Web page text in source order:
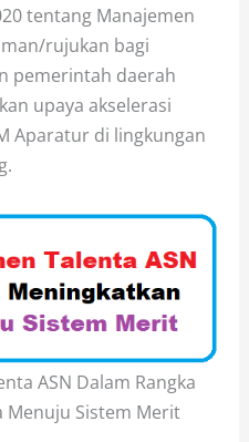
tentang Manajemen
rujukan bagi
pemerintah daerah
upaya akselerasi
Aparatur di lingkungan
ASN Dalam Rangka
Menuju Sistem Merit